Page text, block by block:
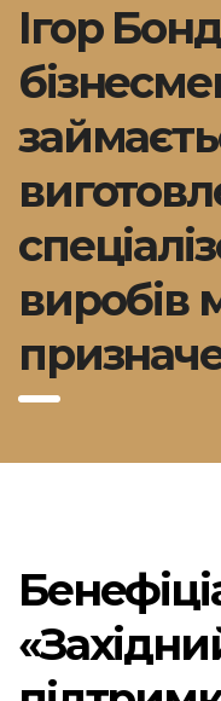
Ігор
виробів